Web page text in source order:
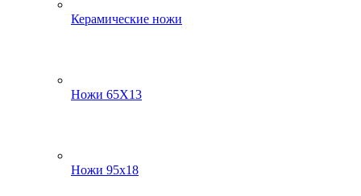
Керамические ножи
Ножи 65Х13
Ножи 95х18